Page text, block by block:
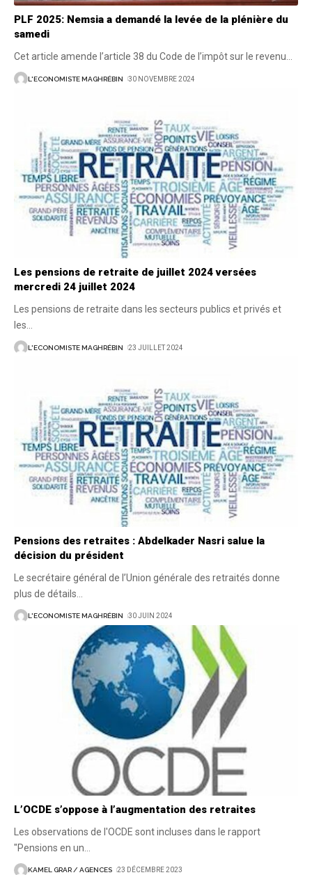
PLF 2025: Nemsia a demandé la levée de la plénière du
samedi
Cet article amende l’article 38 du Code de l’impôt sur le revenu…
L'ECONOMISTE MAGHRÉBIN 30 NOVEMBRE 2024
Les pensions de retraite de juillet 2024 versées
mercredi 24 juillet 2024
Les pensions de retraite dans les secteurs publics et privés et
les
L'ECONOMISTE MAGHRÉBIN 23 JUILLET 2024
Pensions des retraites : Abdelkader Nasri salue la
décision du président
Le secrétaire général de l’Union générale des retraités donne
plus de détails
L'ECONOMISTE MAGHRÉBIN 30 JUIN 2024
L’OCDE s’oppose à l’augmentation des retraites
Les observations de l'OCDE sont incluses dans le rapport
"Pensions en un
KAMEL GRAR / AGENCES 23 DÉCEMBRE 2023